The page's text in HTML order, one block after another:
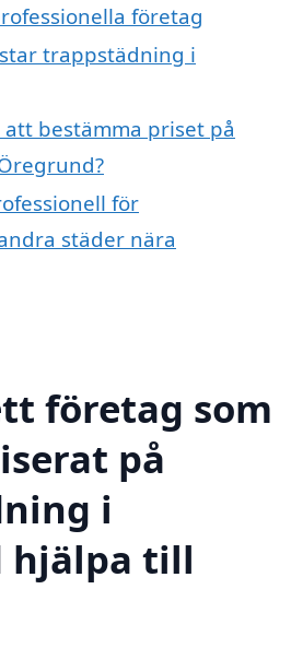
företag
trappstädning i
bestämma priset på
för
städer nära
företag som
på
i
hjälpa till